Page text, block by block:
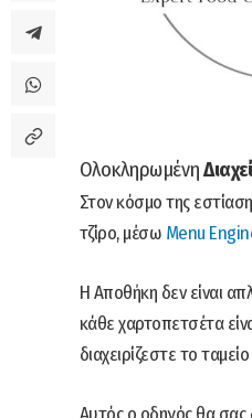
Ολοκληρωμένη
Στον κόσμο της
τζίρο, μέσω Menu
Η Αποθήκη δεν είναι
κάθε χαρτοπετσέτα
διαχειρίζεστε το